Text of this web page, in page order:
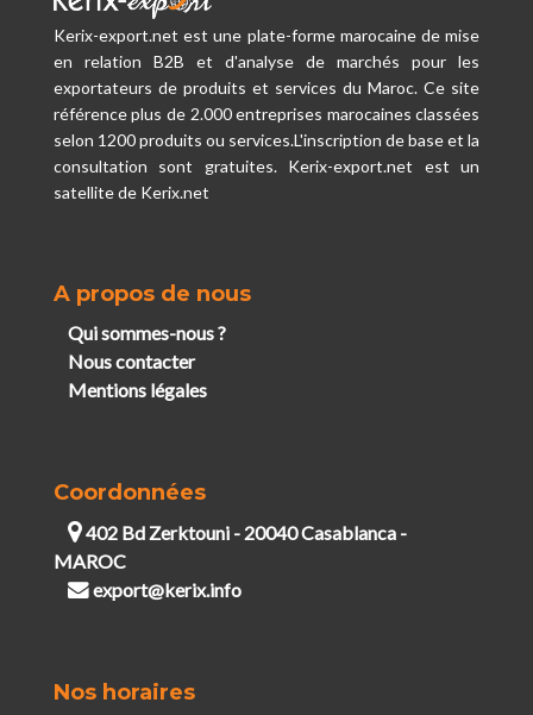
Kerix-export.net est une plate-forme marocaine de mise
en relation B2B et d'analyse de marchés pour les
exportateurs de produits et services du Maroc. Ce site
référence plus de 2.000 entreprises marocaines classées
selon 1200 produits ou services.L'inscription de base et la
consultation sont gratuites. Kerix-export.net est un
satellite de Kerix.net
A propos de nous
Qui sommes-nous ?
Nous contacter
Mentions légales
Coordonnées
402 Bd Zerktouni - 20040 Casablanca -
MAROC
export@kerix.info
Nos horaires